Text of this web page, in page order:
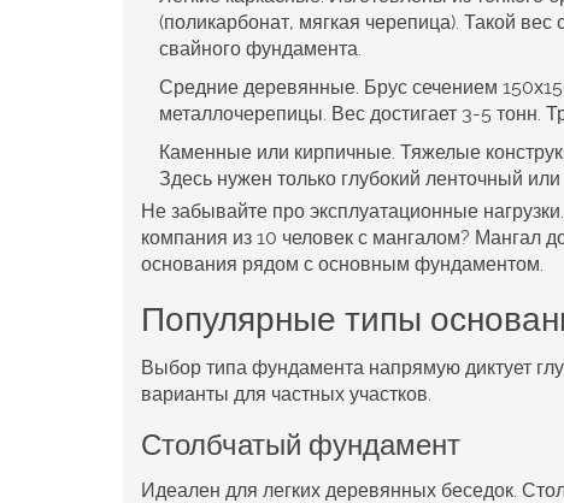
(поликарбонат, мягкая черепица). Такой вес
свайного фундамента.
Средние деревянные. Брус сечением
металлочерепицы. Вес достигает 3-5 тонн.
Каменные или кирпичные. Тяжелые
Здесь нужен только глубокий ленточный
Не забывайте про эксплуатационные
компания из 10 человек с мангалом? Мангал
основания рядом с основным фундаментом.
Популярные типы
Выбор типа фундамента напрямую диктует
варианты для частных участков.
Столбчатый фундамент
Идеален для легких деревянных беседок.